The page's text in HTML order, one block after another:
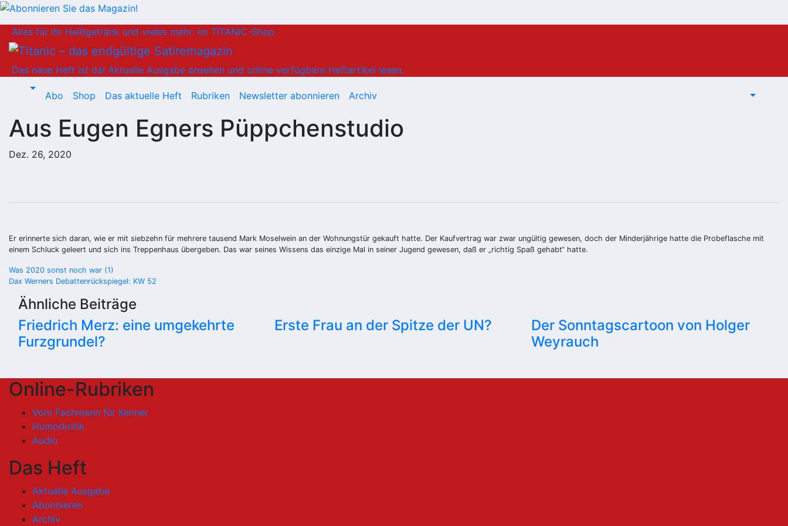
Inhalt
springen
Alles für Ihr Heißgetränk und vieles mehr: im TITANIC-Shop
Das neue Heft ist da! Aktuelle Ausgabe ansehen und online verfügbare Heftartikel lesen.
Abo Shop Das aktuelle Heft Rubriken Newsletter abonnieren Archiv
Aus Eugen Egners Püppchenstudio
Dez. 26, 2020
Er erinnerte sich daran, wie er mit siebzehn für mehrere tausend Mark Mosel­wein an der Wohnungstür gekauft hatte. Der Kaufvertrag war zwar ungültig gewesen, doch der Minderjährige hatte die Probeflasche mit
einem Schluck geleert und sich ins Treppenhaus übergeben. Das war seines Wissens das einzige Mal in seiner Jugend gewesen, daß er „richtig Spaß gehabt“ hatte.
Beitragsnavigation
Was 2020 sonst noch war (1)
Dax Werners Debattenrückspiegel: KW 52
Ähnliche Beiträge
Friedrich Merz: eine umgekehrte
Furzgrundel?
Erste Frau an der Spitze der UN?
Der Sonntagscartoon von Holger
Weyrauch
Online-Rubriken
Vom Fachmann für Kenner
Humorkritik
Audio
Das Heft
Aktuelle Ausgabe
Abonnieren
Archiv